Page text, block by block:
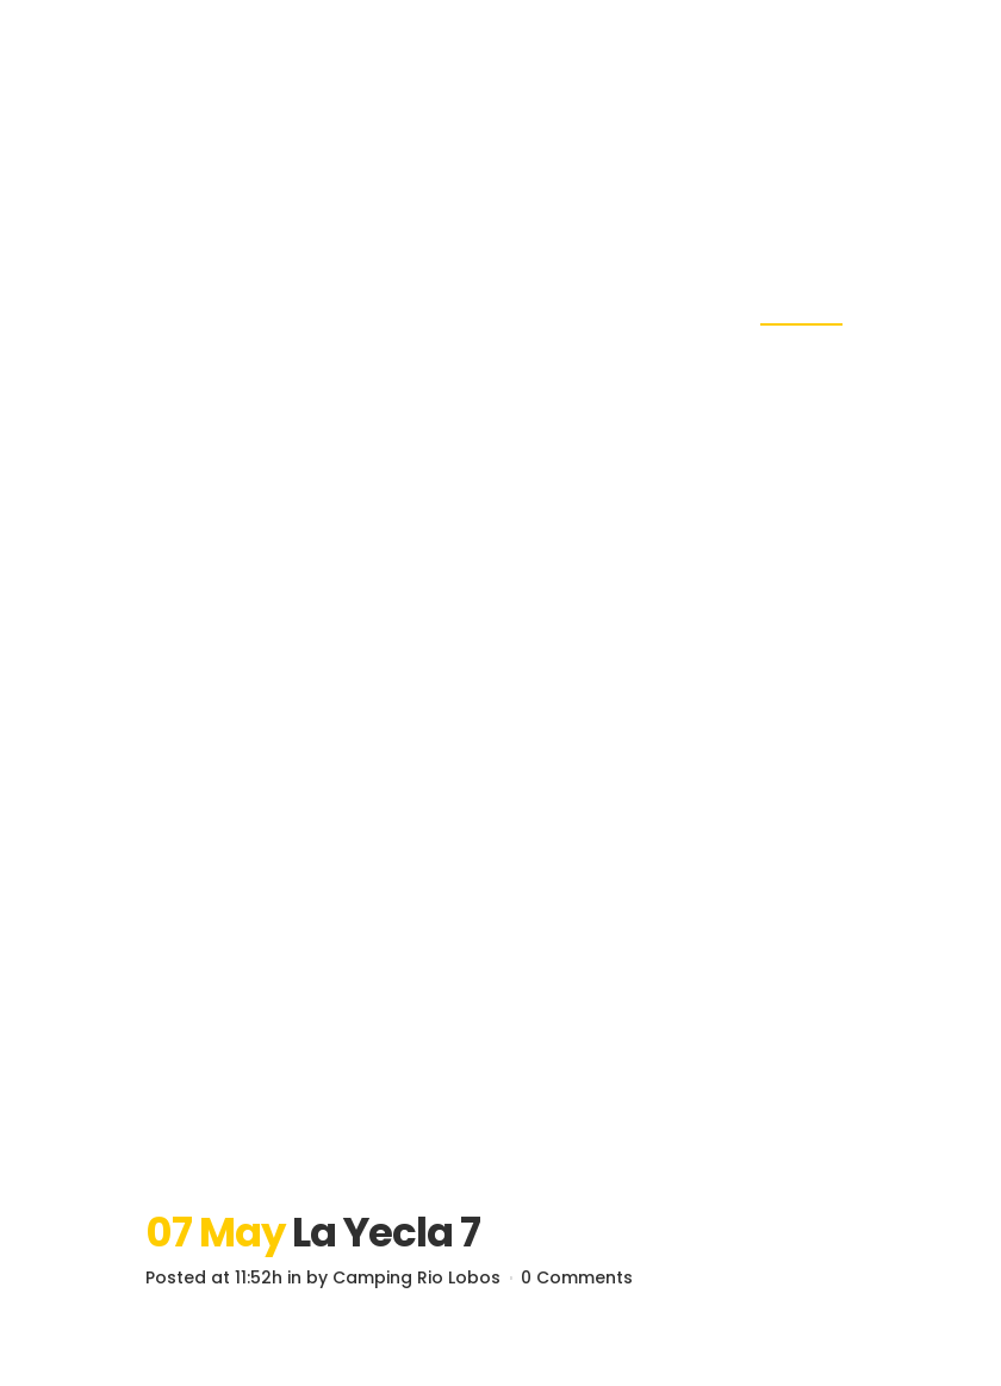
07 MayLa Yecla 7
Posted at 11:52h in by Camping Rio Lobos 0 Comments